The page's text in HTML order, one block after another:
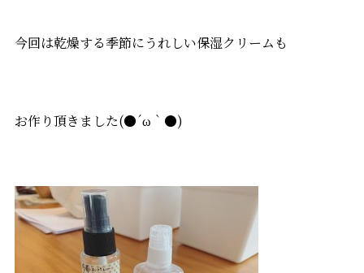
今回は乾燥する季節にうれしい保湿クリームも
お作り頂きました(●´ω｀●)